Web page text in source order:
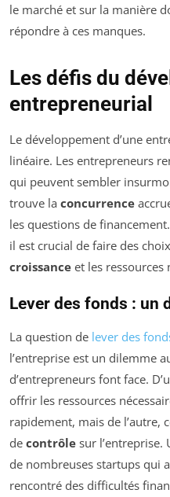
le marché et sur la manière
répondre à ces manques.
Les défis du
entrepreneurial
Le développement d’une
linéaire. Les entrepreneurs
qui peuvent sembler
trouve la concurrence
les questions de
il est crucial de faire des
croissance et les ressources
Lever des fonds : un
La question de lever des
l’entreprise est un dilemme
d’entrepreneurs font face.
offrir les ressources
rapidement, mais de l’autre,
de contrôle sur l’entreprise.
de nombreuses startups qui
rencontré des difficultés